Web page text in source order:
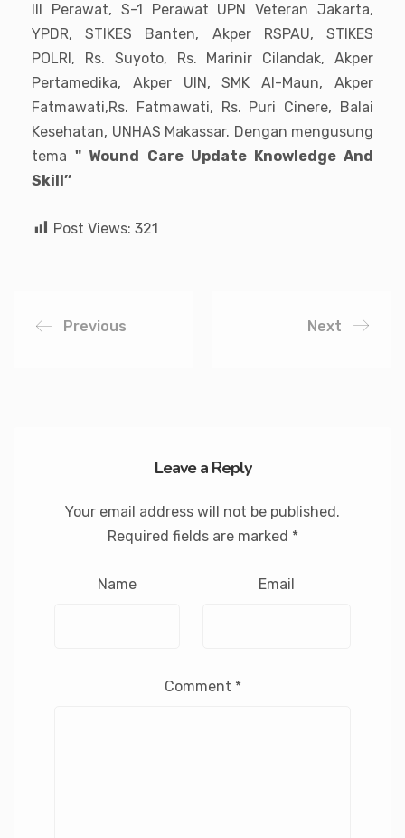
III Perawat, S-1 Perawat UPN Veteran Jakarta,
YPDR, STIKES Banten, Akper RSPAU, STIKES
POLRI, Rs. Suyoto, Rs. Marinir Cilandak, Akper
Pertamedika, Akper UIN, SMK Al-Maun, Akper
Fatmawati,Rs. Fatmawati, Rs. Puri Cinere, Balai
Kesehatan, UNHAS Makassar. Dengan mengusung
tema" Wound Care Update Knowledge And
Skill’’
Post Views: 321
Previous Next
Leave a Reply
Your email address will not be published.
Required fields are marked *
Name Email
Comment *